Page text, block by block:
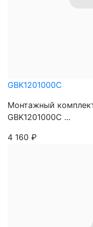
GBK1201000C
Монтажный
GBK1201000C ...
4 160 ₽